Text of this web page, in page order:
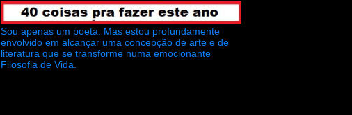
Sou apenas um poeta. Mas estou profundamente
envolvido em alcançar uma concepção de arte e de
literatura que se transforme numa emocionante
Filosofia de Vida.